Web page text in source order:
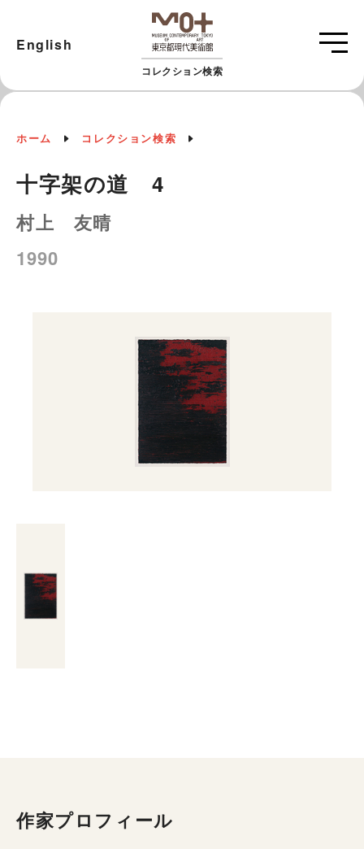
コレクション検索
English
ホーム コレクション検索
十字架の道 4
村上 友晴
1990
作家プロフィール